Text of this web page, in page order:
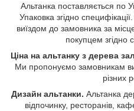
Альтанка поставляється по
Упаковка згідно
виїздом до замовника за
покупцем згідно
Ціна на альтанку з дерева
Ми пропонуємо замовникам
різних
Дизайн альтанки. Альтанка
відпочинку, ресторанів,